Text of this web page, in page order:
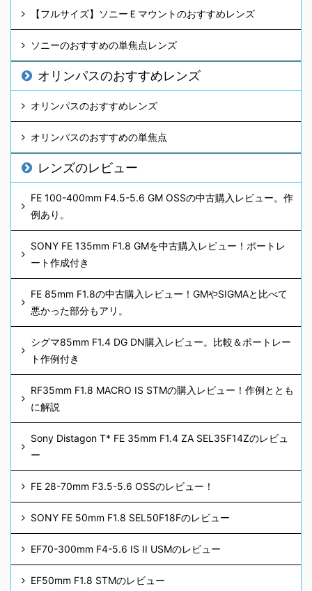
【フルサイズ】ソニーＥマウントのおすすめレンズ
ソニーのおすすめの単焦点レンズ
オリンパスのおすすめレンズ
オリンパスのおすすめレンズ
オリンパスのおすすめの単焦点
レンズのレビュー
FE 100-400mm F4.5-5.6 GM OSSの中古購入レビュー。作
例あり。
SONY FE 135mm F1.8 GMを中古購入レビュー！ポートレ
ート作成付き
FE 85mm F1.8の中古購入レビュー！GMやSIGMAと比べて
悪かった部分もアリ。
シグマ85mm F1.4 DG DN購入レビュー。比較＆ポートレー
ト作例付き
RF35mm F1.8 MACRO IS STMの購入レビュー！作例ととも
に解説
Sony Distagon T* FE 35mm F1.4 ZA SEL35F14Zのレビュ
ー
FE 28-70mm F3.5-5.6 OSSのレビュー！
SONY FE 50mm F1.8 SEL50F18Fのレビュー
EF70-300mm F4-5.6 IS II USMのレビュー
EF50mm F1.8 STMのレビュー